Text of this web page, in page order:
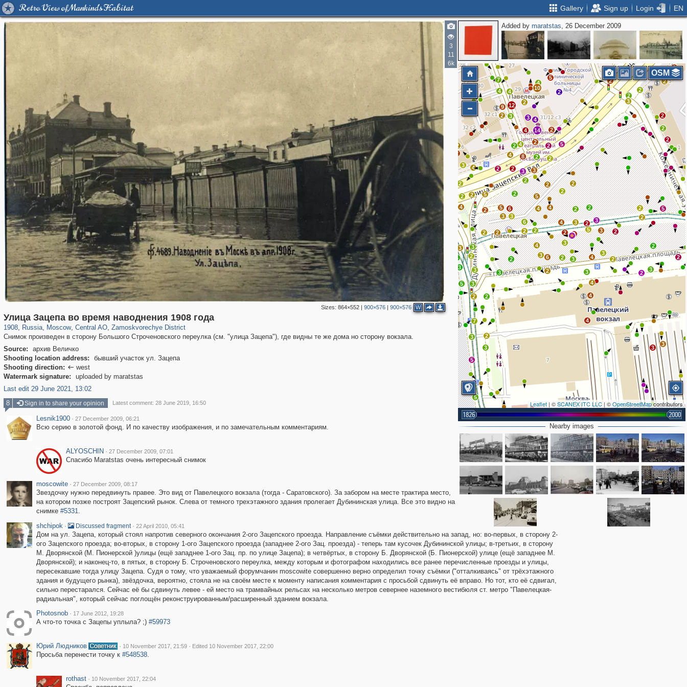
Retro View of Mankind's Habitat Gallery Sign up Login EN
3
11
6k
Sizes: 864×552| 900×576| 900×576 W
Улица Зацепа во время наводнения 1908 года
1908, Russia
1,406,849 29,243
, Moscow
319,861 8,286
, Central AO
160,009 5,916
, Zamoskvorechye District
6,190 211
Снимок произведен в сторону Большого Строченовского переулка (см. "улица Зацепа"), где видны те же дома но сторону вокзала.
Source:
архив Величко
Shooting location address:
бывший участок ул. Зацепа
Shooting direction:  west
Watermark signature:
uploaded by maratstas
Last edit 29 June 2021, 13:02
Added bymaratstas, 26 December 2009
3
4
4
3
3
2
3
2
2
2
2
4
3
3
3
5
2
3
3
2
2
2
2
2
4
4
5
6
2
4
2
3
6
3
4
2
3
2
2
3 2
2 3
3
4
5
2
5
3
2
3
7
5
2 2
3
3
2
4
3
3
2
3
2
2
3
2
2
3
6
5
5
4
2 2
2
2
3
2
3
8 2
4
2
2
4
3
2
2
9
3
12
2
2
3
10
7
4
4
5
4
2
2
2
4
14
2
4
4 2 5
2
2
2
5
2
2
2
3
2
2
2
2
3
3
5
2
Leaflet | ©SCANEX ITC LLC | ©OpenStreetMapcontributors
1826 2000
OSM
Nearby images
8 Sign in to share your opinion Latest comment: 28 June 2019, 16:50
Lesnik1900 · 27 December 2009, 06:21
Всю серию в золотой фонд. И по качеству изображения, и по замечательным комментариям.
ALYOSCHIN · 27 December 2009, 07:01
Спасибо Maratstas очень интересный снимок
moscowite · 27 December 2009, 08:17
Звездочку нужно передвинуть правее. Это вид от Павелецкого вокзала (тогда - Саратовского). За забором на месте трактира место,
на котором позже построят Зацепский рынок. Слева от темного трехэтажного здания пролегает Дубининская улица. Все это видно на
снимке #5331.
shchipok · Discussed fragment · 22 April 2010, 05:41
Дом на ул. Зацепа, который стоял напротив северного окончания 2-ого Зацепского проезда. Направление съёмки действительно на запад, но: во-первых, в сторону 2-
ого Зацепского проезда; во-вторых, в сторону 1-ого Зацепского проезда (западнее 2-ого Зац. проезда) - теперь там кусочек Дубининской улицы; в-третьих, в сторону
М. Дворянской (М. Пионерской )улицы (ещё западнее 1-ого Зац. пр. по улице Зацепа); в четвёртых, в сторону Б. Дворянской (Б. Пионерской) улице (ещё западнее М.
Дворянской); и наконец-то, в пятых, в сторону Б. Строченовского переулка, между которым и фотографом находились все ранее перечисленные проезды и улицы,
пересекавшие тогда улицу Зацепа. Судя о тому, что уважаемый форумчанин moscowite совершенно верно определил точку съёмки ("отталкиваясь" от трёхэтажного
здания и будущего рынка), звёздочка, вероятно, стояла не на своём месте к моменту написания комментария с просьбой сдвинуть её вправо. Но тот, кто её сдвигал,
сильно перестарался. Сейчас её бы сдвинуть левее - ей место на трамвайных рельсах на несколько метров севернее наземного вестибюля ст. метро "Павелецкая-
радиальная", который сейчас поглощён реконструированным/расширенный зданием вокзала.
Photosnob · 17 June 2012, 19:28
А что-то точка с Зацепы уплыла? ;) #59973
Юрий Людников · 10 November 2017, 21:59 · Edited 10 November 2017, 22:00
Просьба перенести точку к #548538.
rothast · 10 November 2017, 22:04